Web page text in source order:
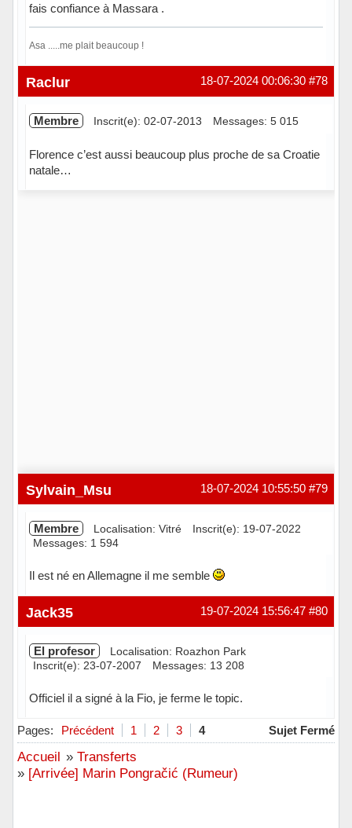
fais confiance à Massara .
Asa .....me plait beaucoup !
Hors ligne #78
18-07-2024 00:06:30
Raclur
Membre Inscrit(e): 02-07-2013 Messages: 5 015
Florence c’est aussi beaucoup plus proche de sa Croatie
natale…
#79
18-07-2024 10:55:50
Sylvain_Msu
Membre Localisation: Vitré
Inscrit(e): 19-07-2022
Messages: 1 594
Il est né en Allemagne il me semble
Hors ligne #80
19-07-2024 15:56:47
Jack35
El profesor
Localisation: Roazhon Park
Inscrit(e): 23-07-2007
Messages: 13 208
Officiel il a signé à la Fio, je ferme le topic.
Hors ligne
Pages: Précédent 1 2 3 4 Sujet Fermé
Accueil » Transferts
» [Arrivée] Marin Pongračić (Rumeur)